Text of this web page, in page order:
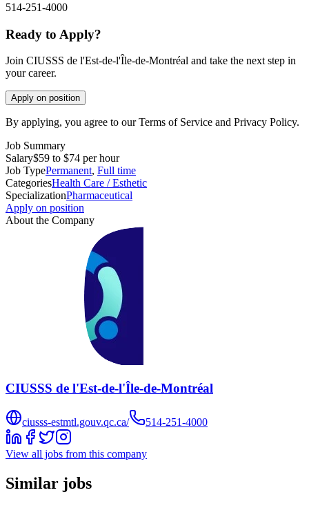
514-251-4000
Ready to Apply?
Join CIUSSS de l'Est-de-l'Île-de-Montréal and take the next step in
your career.
Apply on position
By applying, you agree to our Terms of Service and Privacy Policy.
Job Summary
Salary$59 to $74 per hour
Job TypePermanent, Full time
CategoriesHealth Care / Esthetic
SpecializationPharmaceutical
Apply on position
About the Company
CIUSSS de l'Est-de-l'Île-de-Montréal
ciusss-estmtl.gouv.qc.ca/ 514-251-4000
View all jobs from this company
Similar jobs